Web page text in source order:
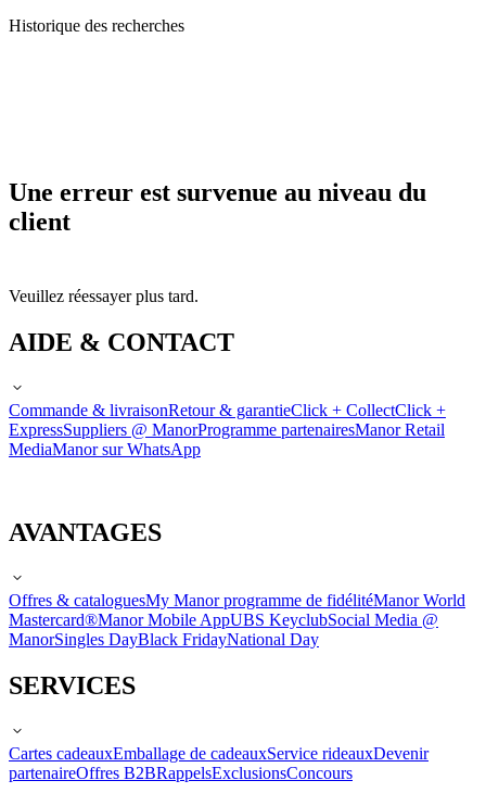
Historique des recherches
Une erreur est survenue au niveau du
client
Veuillez réessayer plus tard.
AIDE & CONTACT
Commande & livraisonRetour & garantieClick + CollectClick +
ExpressSuppliers @ ManorProgramme partenairesManor Retail
MediaManor sur WhatsApp
AVANTAGES
Offres & cataloguesMy Manor programme de fidélitéManor World
Mastercard®Manor Mobile AppUBS KeyclubSocial Media @
ManorSingles DayBlack FridayNational Day
SERVICES
Cartes cadeauxEmballage de cadeauxService rideauxDevenir
partenaireOffres B2BRappelsExclusionsConcours